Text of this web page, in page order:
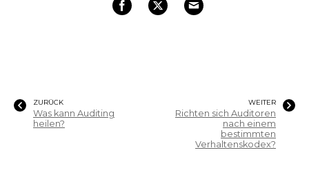
ZURÜCK
Was kann Auditing
heilen?
WEITER
Richten sich Auditoren
nach einem
bestimmten
Verhaltenskodex?